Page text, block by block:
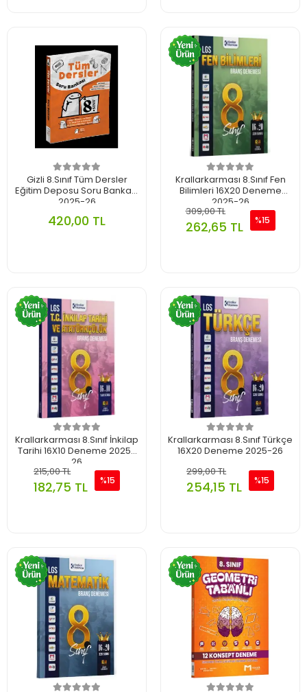
Gizli 8.Sınıf Tüm Dersler
Eğitim Deposu Soru Bankası
2025-26
420,00 TL
Krallarkarması 8.Sınıf Fen
Bilimleri 16X20 Deneme
2025-26
309,00 TL
262,65 TL %15
Krallarkarması 8.Sınıf İnkilap
Tarihi 16X10 Deneme 2025-
26
215,00 TL
182,75 TL %15
Krallarkarması 8.Sınıf Türkçe
16X20 Deneme 2025-26
299,00 TL
254,15 TL %15